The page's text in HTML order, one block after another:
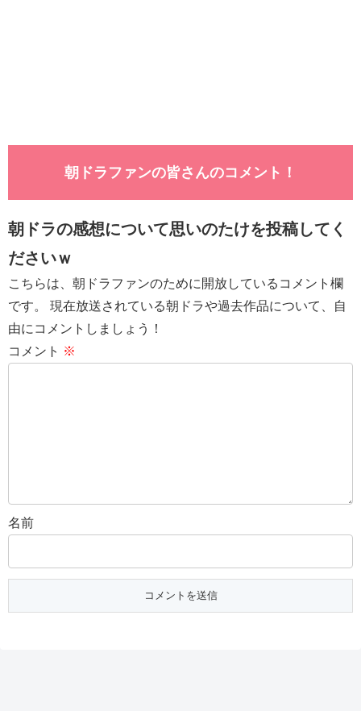
朝ドラファンの皆さんのコメント！
朝ドラの感想について思いのたけを投稿してく
ださいｗ
こちらは、朝ドラファンのために開放しているコメント欄
です。 現在放送されている朝ドラや過去作品について、自
由にコメントしましょう！
コメント ※
名前